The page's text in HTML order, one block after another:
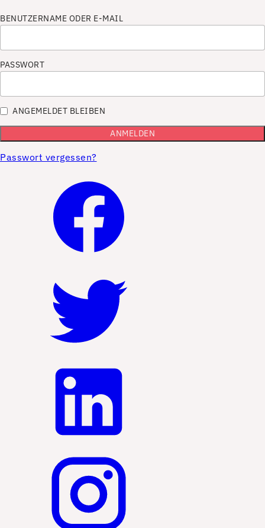
BENUTZERNAME ODER E-MAIL
PASSWORT
ANGEMELDET BLEIBEN
Passwort vergessen?